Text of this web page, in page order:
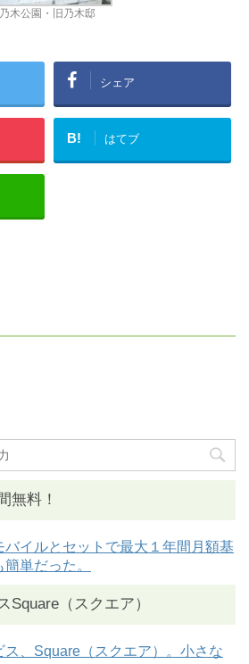
乃木公園・旧乃木邸
シェア
B! はてブ
無料！
イルとセットで最大１年間月額基
単だった。
Square（スクエア）
ス、Square（スクエア）。小さな